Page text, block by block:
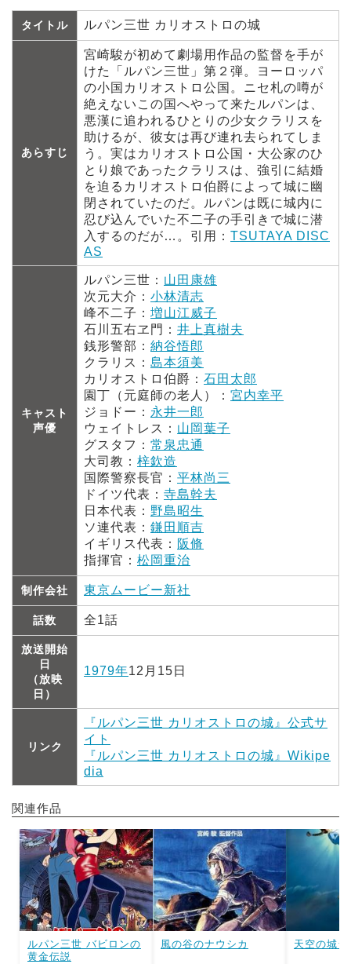
タイトル ルパン三世 カリオストロの城
あらすじ
宮崎駿が初めて劇場用作品の監督を手が
けた「ルパン三世」第２弾。ヨーロッパ
の小国カリオストロ公国。ニセ札の噂が
絶えないこの国へやって来たルパンは、
悪漢に追われるひとりの少女クラリスを
助けるが、彼女は再び連れ去られてしま
う。実はカリオストロ公国・大公家のひ
とり娘であったクラリスは、強引に結婚
を迫るカリオストロ伯爵によって城に幽
閉されていたのだ。ルパンは既に城内に
忍び込んでいた不二子の手引きで城に潜
入するのだが…。引用： TSUTAYA DISC
AS
キャスト
声優
ルパン三世： 山田康雄
次元大介： 小林清志
峰不二子： 増山江威子
石川五右ヱ門： 井上真樹夫
銭形警部： 納谷悟郎
クラリス： 島本須美
カリオストロ伯爵： 石田太郎
園丁（元庭師の老人）： 宮内幸平
ジョドー： 永井一郎
ウェイトレス： 山岡葉子
グスタフ： 常泉忠通
大司教： 梓欽造
国際警察長官： 平林尚三
ドイツ代表： 寺島幹夫
日本代表： 野島昭生
ソ連代表： 鎌田順吉
イギリス代表： 阪脩
指揮官： 松岡重治
制作会社 東京ムービー新社
話数 全1話
放送開始
日
（放映
日）
1979年12月15日
リンク
『ルパン三世 カリオストロの城』公式サ
イト
『ルパン三世 カリオストロの城』Wikipe
dia
関連作品
ルパン三世 バビロンの
黄金伝説
風の谷のナウシカ 天空の城